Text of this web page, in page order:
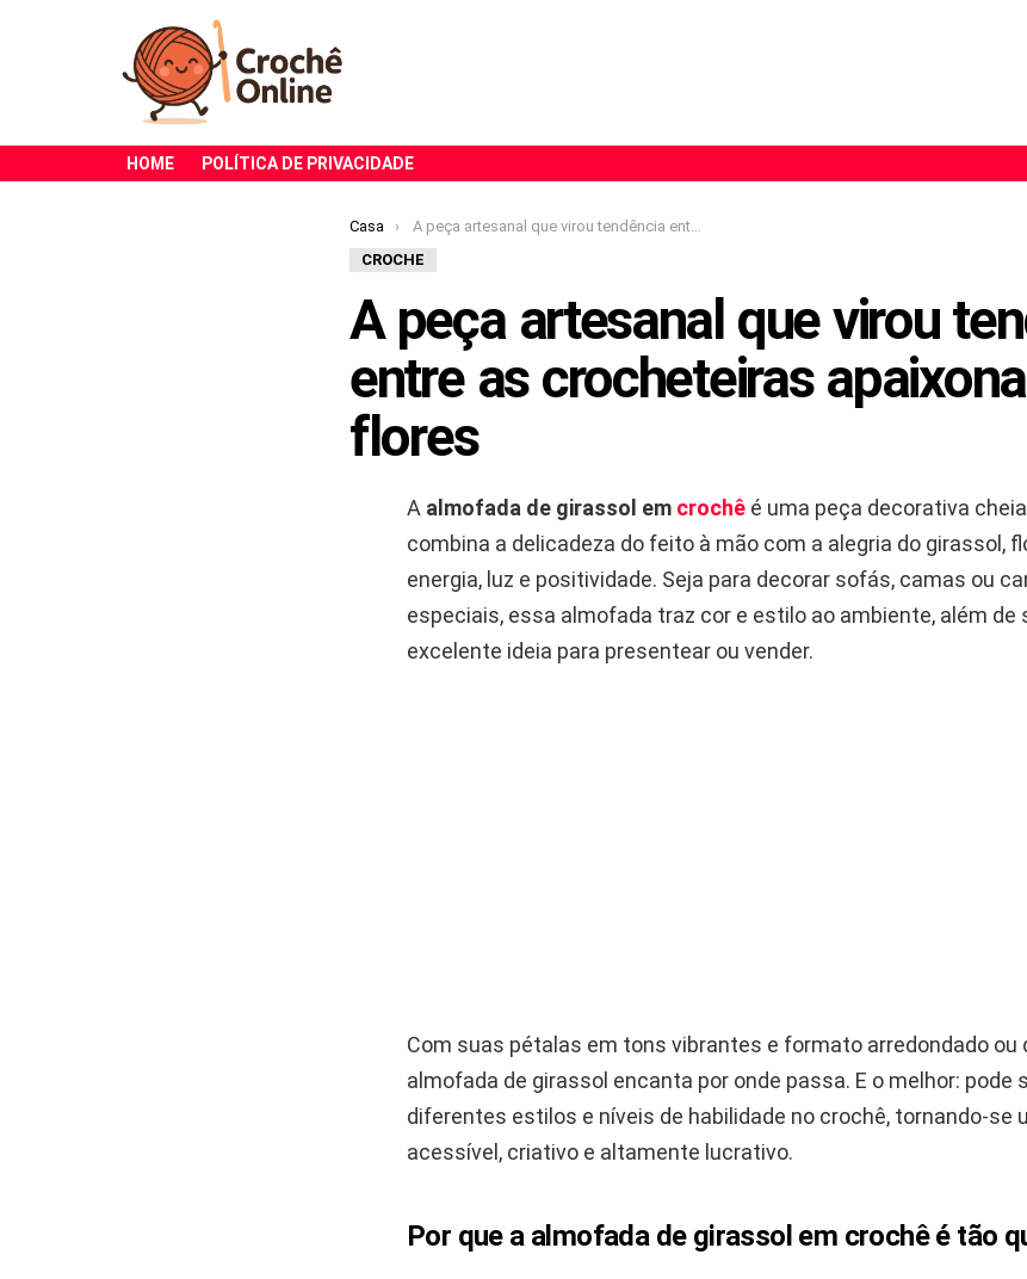
HOME POLÍTICA DE PRIVACIDADE
Você está aqui:
Casa
A peça artesanal que virou tendência entre as crocheteiras apaixonadas por flores
CROCHE
A peça artesanal que virou
entre as crocheteiras
flores
A almofada de girassol em crochê é uma peça decorativa
combina a delicadeza do feito à mão com a alegria do girassol,
energia, luz e positividade. Seja para decorar sofás, camas ou
especiais, essa almofada traz cor e estilo ao ambiente, além de
excelente ideia para presentear ou vender.
Com suas pétalas em tons vibrantes e formato arredondado ou
almofada de girassol encanta por onde passa. E o melhor: pode
diferentes estilos e níveis de habilidade no crochê, tornando-se
acessível, criativo e altamente lucrativo.
Por que a almofada de girassol em crochê é tão